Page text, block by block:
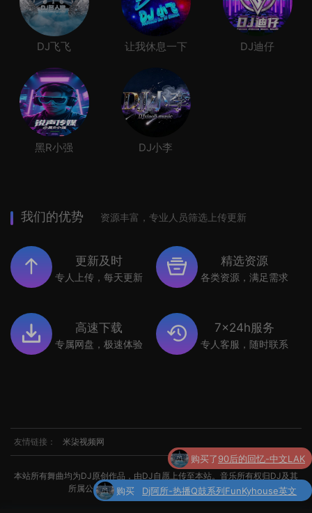
DJ飞飞 让我休息一下 DJ迪仔
黑R小强 DJ小李
我们的优势 资源丰富，专业人员筛选上传更新
更新及时
专人上传，每天更新
精选资源
各类资源，满足需求
高速下载
专属网盘，极速体验
7x24h服务
专人客服，随时联系
友情链接： 米柒视频网
本站所有舞曲均为DJ原创作品，由DJ自愿上传至本站。音乐所有权归DJ及其
所属公司所有。如涉及侵权，请联系我们处理。
购买
了
Dj阿所-热播Q鼓系列FunKyhouse英文
串烧
购买了世界杯专辑小串